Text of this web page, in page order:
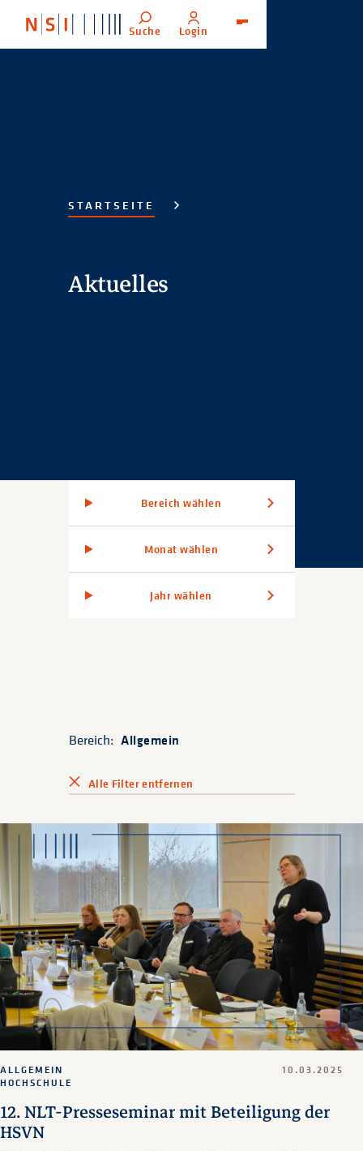
Suche Login
STARTSEITE
Aktuelles
Bereich wählen
Monat wählen
Jahr wählen
Bereich: Allgemein
Alle Filter entfernen
12. NLT-Presseseminar mit Beteiligung der
HSVN
ALLGEMEIN
HOCHSCHULE
10.03.2025